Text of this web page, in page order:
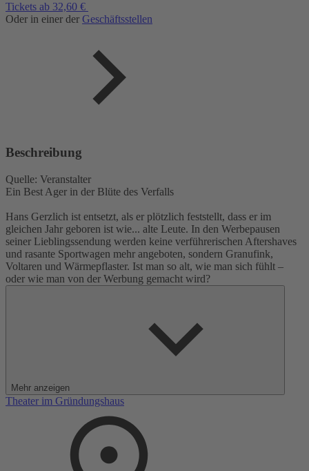
Tickets ab 32,60 €
Oder in einer der Geschäftsstellen
Beschreibung
Quelle: Veranstalter
Ein Best Ager in der Blüte des Verfalls
Hans Gerzlich ist entsetzt, als er plötzlich feststellt, dass er im
gleichen Jahr ge­boren ist wie... alte Leute. In den Werbepausen
seiner Lieblingssendung werden keine verführerischen Aftershaves
und rasante Sportwagen mehr angeboten, sondern Granufink,
Voltaren und Wärmepflaster. Ist man so alt, wie man sich fühlt –
oder wie man von der Werbung gemacht wird?
Renteninformation" ins Haus. Der frischgebackene Best Ager hat
ausgerechnet: Wenn er mit 67 in Rente geht, kann er davon recht
komfortabel leben - für elf Tage. Deshalb hofft er auf Erhöhung des
Aber auch über die Verdrängung des eigenen Ablebens denkt er
nach, welche Sprache er am besten noch erlernt, um sich später mit
seiner Pflegekraft verständigen zu können, und warum er in einem
der reichsten Länder der Welt drei Monate auf einen Termin beim
Orthopäden wartet.
Bei diesem Kabarettprogramm werden Sie sich kringelig lachen,
Mehr anzeigen
Theater im Gründungshaus